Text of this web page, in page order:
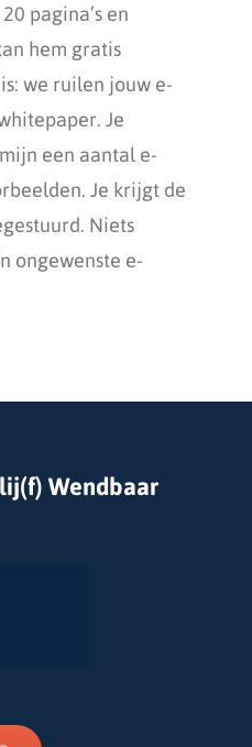
pagina’s en
hem gratis
we ruilen jouw e-
Je
een aantal e-
Je krijgt de
Niets
ongewenste e-
Wendbaar